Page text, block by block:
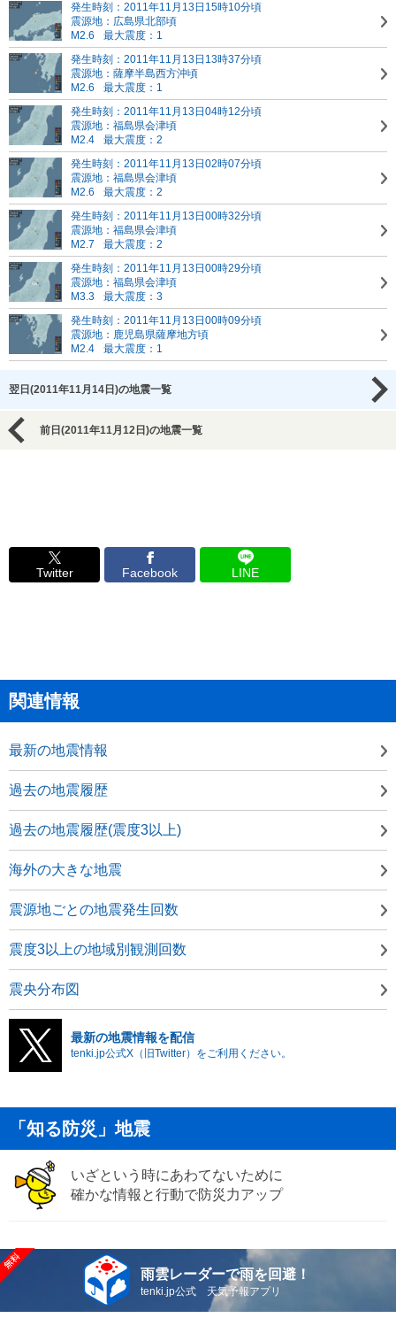
発生時刻：2011年11月13日15時10分頃
震源地：広島県北部頃
M2.6
最大震度：1
発生時刻：2011年11月13日13時37分頃
震源地：薩摩半島西方沖頃
M2.6
最大震度：1
発生時刻：2011年11月13日04時12分頃
震源地：福島県会津頃
M2.4
最大震度：2
発生時刻：2011年11月13日02時07分頃
震源地：福島県会津頃
M2.6
最大震度：2
発生時刻：2011年11月13日00時32分頃
震源地：福島県会津頃
M2.7
最大震度：2
発生時刻：2011年11月13日00時29分頃
震源地：福島県会津頃
M3.3
最大震度：3
発生時刻：2011年11月13日00時09分頃
震源地：鹿児島県薩摩地方頃
M2.4
最大震度：1
翌日(2011年11月14日)の地震一覧
前日(2011年11月12日)の地震一覧
Twitter Facebook LINE
関連情報
最新の地震情報
過去の地震履歴
過去の地震履歴(震度3以上)
海外の大きな地震
震源地ごとの地震発生回数
震度3以上の地域別観測回数
震央分布図
最新の地震情報を配信
tenki.jp公式X（旧Twitter）をご利用ください。
「知る防災」地震
いざという時にあわてないために
確かな情報と行動で防災力アップ
雨雲レーダーで雨を回避！
tenki.jp公式 天気予報アプリ